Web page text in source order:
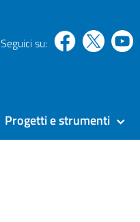
Seguici su:
Progetti e strumenti